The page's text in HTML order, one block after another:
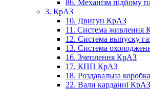
86. Механізм підйому
3. КрАЗ
10. Двигун КрАЗ
11. Система живлення
12. Система выпуску
13. Система
16. Зчеплення КрАЗ
17. КПП КрАЗ
18. Роздавальна
22. Вали карданні КрАЗ